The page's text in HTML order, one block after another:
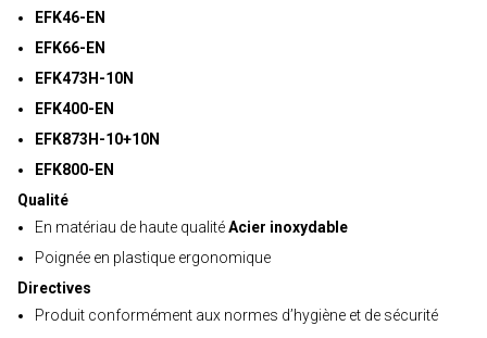
EFK46-EN
EFK66-EN
EFK473H-10N
EFK400-EN
EFK873H-10+10N
EFK800-EN
Qualité
En matériau de haute qualitéAcier inoxydable
Poignée en plastique ergonomique
Directives
Produit conformément aux normes d’hygiène et de sécurité